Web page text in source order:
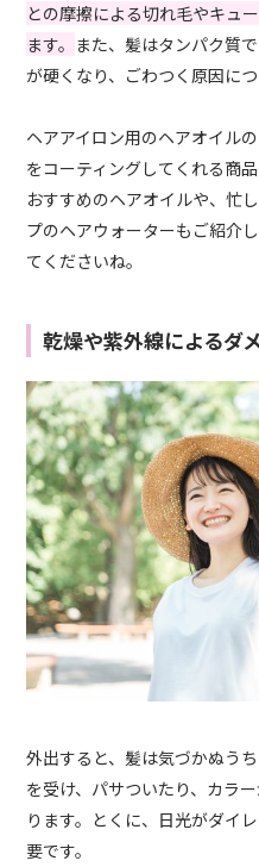
との摩擦による切れ毛やキュ
ます。 また、髪はタンパク質
が硬くなり、ごわつく原因に
ヘアアイロン用のヘアオイル
をコーティングしてくれる商
おすすめのヘアオイルや、忙
プのヘアウォーターもご紹介
てくださいね。
乾燥や紫外線によるダ
外出すると、髪は気づかぬう
を受け、パサついたり、カラ
ります。とくに、日光がダイ
要です。